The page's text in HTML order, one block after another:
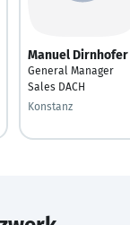
Manuel Dirnhofer
General Manager
Sales DACH
Konstanz